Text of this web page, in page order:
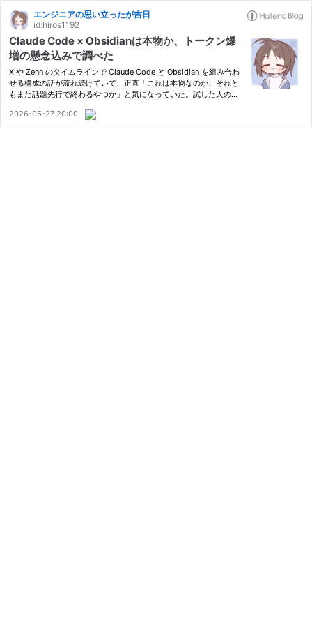
エンジニアの思い立ったが吉日
id:hiros1192
Claude Code × Obsidianは本物か、トークン爆
増の懸念込みで調べた
X や Zenn のタイムラインで Claude Code と Obsidian を組み合わ
せる構成の話が流れ続けていて、正直「これは本物なのか、それと
もまた話題先行で終わるやつか」と気になっていた。試した人の感
脳が完成した」と熱狂してる人がいる一方、Obsidian 公式フォ…
2026-05-27 20:00